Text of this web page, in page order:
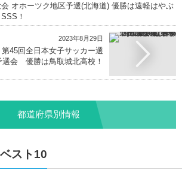
会 オホーツク地区予選(北海道) 優勝は遠軽はやぶ
！
2023年8月29日
45回全日本女子サッカー選
選会 優勝は鳥取城北高校！
都道府県別情報
スト10